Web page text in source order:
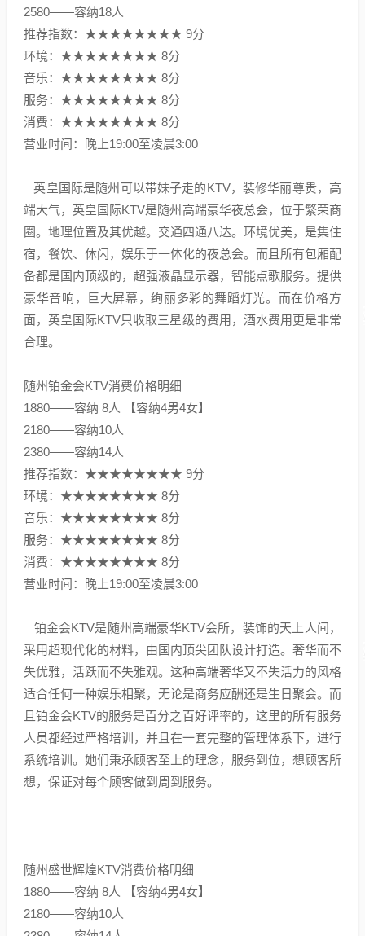
2580——容纳18人
推荐指数：★★★★★★★★ 9分
环境：★★★★★★★★ 8分
音乐：★★★★★★★★ 8分
服务：★★★★★★★★ 8分
消费：★★★★★★★★ 8分
营业时间：晚上19:00至凌晨3:00
英皇国际是随州可以带妹子走的KTV，装修华丽尊贵，高
端大气，英皇国际KTV是随州高端豪华夜总会，位于繁荣商
圈。地理位置及其优越。交通四通八达。环境优美，是集住
宿，餐饮、休闲，娱乐于一体化的夜总会。而且所有包厢配
备都是国内顶级的，超强液晶显示器，智能点歌服务。提供
豪华音响，巨大屏幕，绚丽多彩的舞蹈灯光。而在价格方
面，英皇国际KTV只收取三星级的费用，酒水费用更是非常
合理。
随州铂金会KTV消费价格明细
1880——容纳 8人 【容纳4男4女】
2180——容纳10人
2380——容纳14人
推荐指数：★★★★★★★★ 9分
环境：★★★★★★★★ 8分
音乐：★★★★★★★★ 8分
服务：★★★★★★★★ 8分
消费：★★★★★★★★ 8分
营业时间：晚上19:00至凌晨3:00
铂金会KTV是随州高端豪华KTV会所，装饰的天上人间，
采用超现代化的材料，由国内顶尖团队设计打造。奢华而不
失优雅，活跃而不失雅观。这种高端奢华又不失活力的风格
适合任何一种娱乐相聚，无论是商务应酬还是生日聚会。而
且铂金会KTV的服务是百分之百好评率的，这里的所有服务
人员都经过严格培训，并且在一套完整的管理体系下，进行
系统培训。她们秉承顾客至上的理念，服务到位，想顾客所
想，保证对每个顾客做到周到服务。
随州盛世辉煌KTV消费价格明细
1880——容纳 8人 【容纳4男4女】
2180——容纳10人